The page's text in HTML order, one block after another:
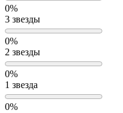
0%
3 звезды
0%
2 звезды
0%
1 звезда
0%